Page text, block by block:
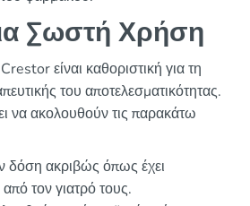
Σωστή Χρήση
είναι καθοριστική για τη
του αποτελεσματικότητας.
να ακολουθούν τις παρακάτω
δόση ακριβώς όπως έχει
τον γιατρό τους.